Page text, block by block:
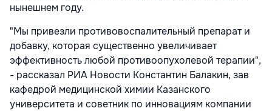
нынешнем году.
"Мы привезли противовоспалительный препарат и
добавку, которая существенно увеличивает
эффективность любой противоопухолевой терапии",
- рассказал РИА Новости Константин Балакин, зав
кафедрой медицинской химии Казанского
университета и советник по инновациям компании